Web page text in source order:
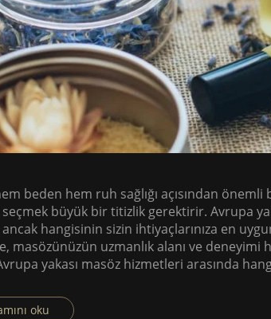
beden hem ruh sağlığı açısından
büyük bir titizlik gerektirir. Avrupa
ancak hangisinin sizin ihtiyaçlarınıza en
masözünüzün uzmanlık alanı ve
yakası masöz hizmetleri arasında
oku